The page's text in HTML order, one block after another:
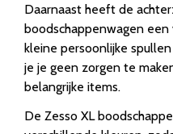
Daarnaast heeft de
boodschappenwagen een
kleine persoonlijke
je je geen zorgen te
belangrijke items.
De Zesso XL